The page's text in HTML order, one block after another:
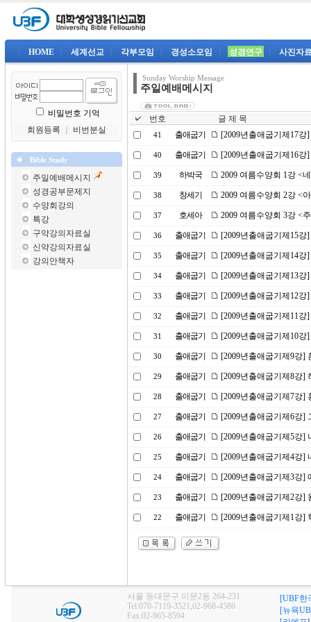
HOME 세계선교 각부모임 경성소모임 성경연구 사진자
비밀번호 기억
회원등록
비번분실
Bible Study
주일예배메시지
성경공부문제지
수양회강의
특강
구약강의자료실
신약강의자료실
강의안책자
Sunday Worship Message
주일예배메시지
번호 글 제 목
41 출애굽기 [2009년출애굽기제17
40 출애굽기 [2009년출애굽기제16
39 하박국 2009 여름수양회 1강 <
38 창세기 2009 여름수양회 2강 <
37 호세아 2009 여름수양회 3강 <
36 출애굽기 [2009년출애굽기제15
35 출애굽기 [2009년출애굽기제14
34 출애굽기 [2009년출애굽기제13강
33 출애굽기 [2009년출애굽기제12
32 출애굽기 [2009년출애굽기제11
31 출애굽기 [2009년출애굽기제10
30 출애굽기 [2009년출애굽기제9강]
29 출애굽기 [2009년출애굽기제8강]
28 출애굽기 [2009년출애굽기제7강]
27 출애굽기 [2009년출애굽기제6강]
26 출애굽기 [2009년출애굽기제5강]
25 출애굽기 [2009년출애굽기제4강]
24 출애굽기 [2009년출애굽기제3강]
23 출애굽기 [2009년출애굽기제2강]
22 출애굽기 [2009년출애굽기제1강]
서울 동대문구 이문2동 264-231
Tel:070-7119-3521,02-968-4586
Fax:02-965-8594
[UBF한
[뉴욕